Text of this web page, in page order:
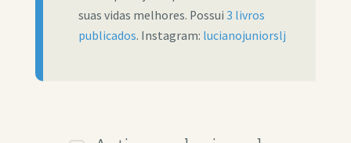
suas vidas melhores. Possui 3 livros
publicados. Instagram: lucianojuniorslj